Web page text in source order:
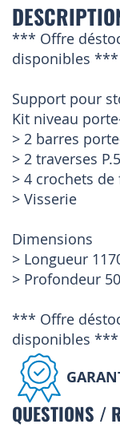
*** Offre
disponibles ***
Support pour
Kit niveau
> 2 barres
> 2 traverses
> 4 crochets
> Visserie
Dimensions
> Longueur
> Profondeur
*** Offre
disponibles ***
QUESTIONS /